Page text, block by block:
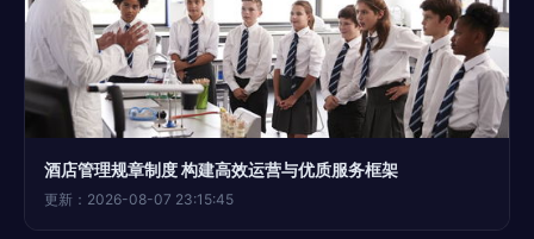
酒店管理规章制度 构建高效运营与优质服务框架
更新：2026-08-07 23:15:45